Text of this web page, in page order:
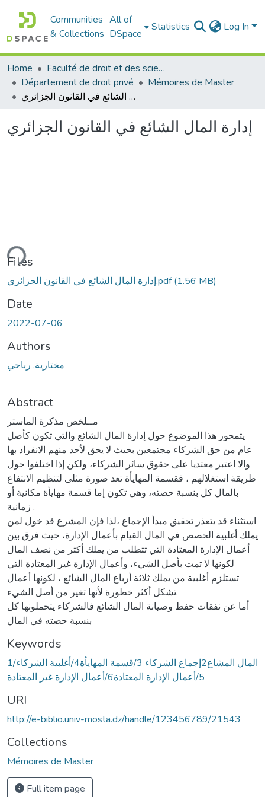
Communities
& Collections
All of
DSpace
Statistics Log In
Home
Faculté de droit et des sciences politiques
Département de droit privé
Mémoires de Master
إدارة المال الشائع في القانون الجزائري
إدارة المال الشائع في القانون الجزائري
Files
إدارة المال الشائع في القانون الجزائري.pdf(1.56 MB)
Date
2022-07-06
Authors
مختارية, رباحي
Abstract
مــلخص مذكرة الماستر
يتمحور هذا الموضوع حول إدارة المال الشائع والتي تكون كأصل
عام من حق الشركاء مجتمعين بحيث لا يحق لأحد منهم الانفراد بها
والا اعتبر معتديا على حقوق سائر الشركاء، ولكن إذا اختلفوا حول
طريقة استغلالهم ، فقسمة المهايأة تعد صورة مثلى لتنظيم الانتفاع
بالمال كل بنسبة حصته، وهي تكون إما قسمة مهايأة مكانية أو
زمانية .
استثناء قد يتعذر تحقيق مبدأ الإجماع ،لذا فإن المشرع قد خول لمن
يملك أغلبية الحصص في المال القيام بأعمال الإدارة، حيث فرق بين
أعمال الإدارة المعتادة التي تتطلب من يملك أكثر من نصف المال
لكونها لا تمت بأصل الشيء، وأعمال الإدارة غير المعتادة التي
تستلزم أغلبية من يملك ثلاثة أرباع المال الشائع ، لكونها أعمال
تشكل أكثر خطورة لأنها تغير من أصل الشيء.
أما عن نفقات حفظ وصيانة المال الشائع فالشركاء يتحملونها كل
بنسبة حصته في المال
Keywords
1/المال المشاع2إجماع الشركاء 3/قسمة المهايأة4/أغلبية الشركاء
5/أعمال الإدارة المعتادة6/أعمال الإدارة غير المعتادة
URI
http://e-biblio.univ-mosta.dz/handle/123456789/21543
Collections
Mémoires de Master
Full item page